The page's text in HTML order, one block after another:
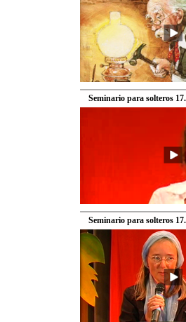
Seminario para solteros
Seminario para solteros